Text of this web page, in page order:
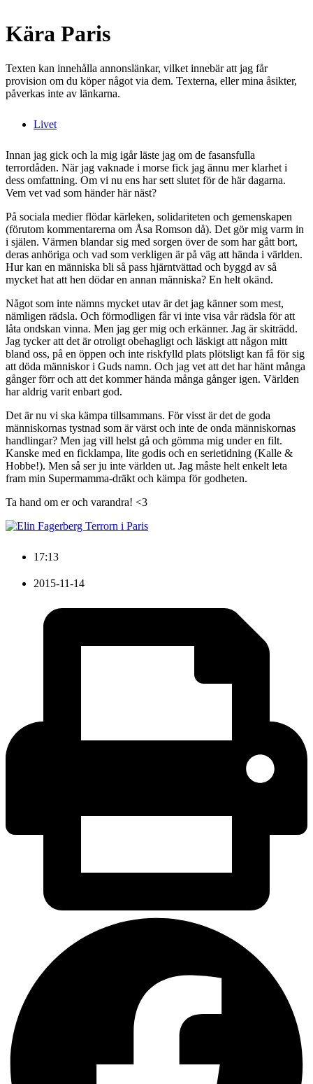
Kära Paris
Texten kan innehålla annonslänkar, vilket innebär att jag får
provision om du köper något via dem. Texterna, eller mina åsikter,
påverkas inte av länkarna.
Livet
Innan jag gick och la mig igår läste jag om de fasansfulla
terrordåden. När jag vaknade i morse fick jag ännu mer klarhet i
dess omfattning. Om vi nu ens har sett slutet för de här dagarna.
Vem vet vad som händer här näst?
På sociala medier flödar kärleken, solidariteten och gemenskapen
(förutom kommentarerna om Åsa Romson då). Det gör mig varm in
i själen. Värmen blandar sig med sorgen över de som har gått bort,
deras anhöriga och vad som verkligen är på väg att hända i världen.
Hur kan en människa bli så pass hjärntvättad och byggd av så
mycket hat att hen dödar en annan människa? En helt okänd.
Något som inte nämns mycket utav är det jag känner som mest,
nämligen rädsla. Och förmodligen får vi inte visa vår rädsla för att
låta ondskan vinna. Men jag ger mig och erkänner. Jag är skiträdd.
Jag tycker att det är otroligt obehagligt och läskigt att någon mitt
bland oss, på en öppen och inte riskfylld plats plötsligt kan få för sig
att döda människor i Guds namn. Och jag vet att det har hänt många
gånger förr och att det kommer hända många gånger igen. Världen
har aldrig varit enbart god.
Det är nu vi ska kämpa tillsammans. För visst är det de goda
människornas tystnad som är värst och inte de onda människornas
handlingar? Men jag vill helst gå och gömma mig under en filt.
Kanske med en ficklampa, lite godis och en serietidning (Kalle &
Hobbe!). Men så ser ju inte världen ut. Jag måste helt enkelt leta
fram min Supermamma-dräkt och kämpa för godheten.
Ta hand om er och varandra! <3
17:13
2015-11-14